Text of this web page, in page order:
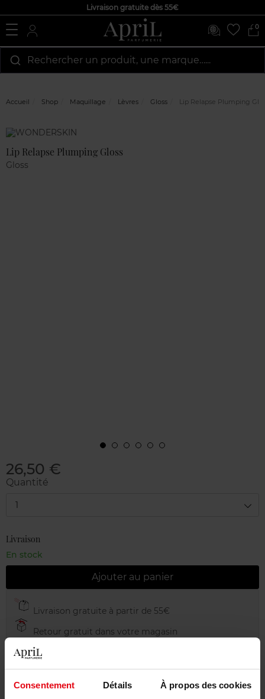
Consentement Détails À propos des cookies
Livraison gratuite dès 55€
0
Rechercher un produit, une marque…...
Accueil Shop Maquillage Lèvres Gloss Lip Relapse Plumping
Marque
Lip Relapse Plumping Gloss
Gloss
26,50 €
Quantité
1
Livraison
En stock
Ajouter au panier
Livraison gratuite à partir de 55€
Retour gratuit dans votre magasin
Emballage cadeau offert